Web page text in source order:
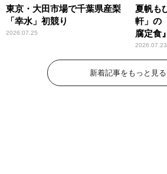
東京・大田市場で千葉県産梨
「幸水」初競り
2026.07.25
夏帆も
軒」の
腐定食
2026.07.23
新着記事をもっと見る